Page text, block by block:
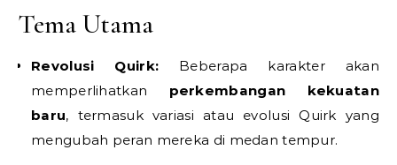
Tema Utama
Revolusi Quirk: Beberapa karakter akan
memperlihatkan perkembangan kekuatan
baru, termasuk variasi atau evolusi Quirk yang
mengubah peran mereka di medan tempur.